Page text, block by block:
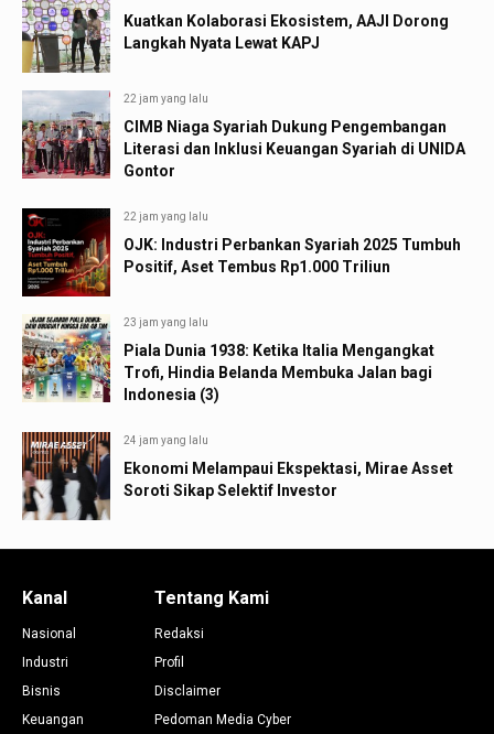
Kuatkan Kolaborasi Ekosistem, AAJI Dorong
Langkah Nyata Lewat KAPJ
22 jam yang lalu
CIMB Niaga Syariah Dukung Pengembangan
Literasi dan Inklusi Keuangan Syariah di UNIDA
Gontor
22 jam yang lalu
OJK: Industri Perbankan Syariah 2025 Tumbuh
Positif, Aset Tembus Rp1.000 Triliun
23 jam yang lalu
Piala Dunia 1938: Ketika Italia Mengangkat
Trofi, Hindia Belanda Membuka Jalan bagi
Indonesia (3)
24 jam yang lalu
Ekonomi Melampaui Ekspektasi, Mirae Asset
Soroti Sikap Selektif Investor
Kanal
Nasional
Industri
Bisnis
Keuangan
Tentang Kami
Redaksi
Profil
Disclaimer
Pedoman Media Cyber